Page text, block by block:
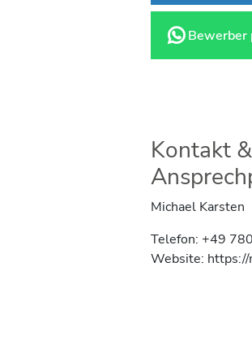
Bewerber
Kontakt &
Michael Karsten
Telefon: +49
Website: